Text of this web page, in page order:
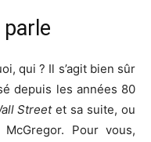
qui ? Il s’agit bien sûr
depuis les années 80
Streetet sa suite, ou
McGregor. Pour vous,